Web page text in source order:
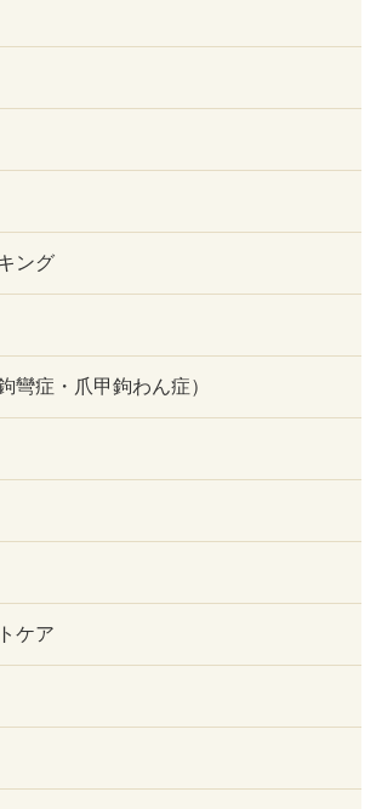
ング
彎症・爪甲鉤わん症）
ケア